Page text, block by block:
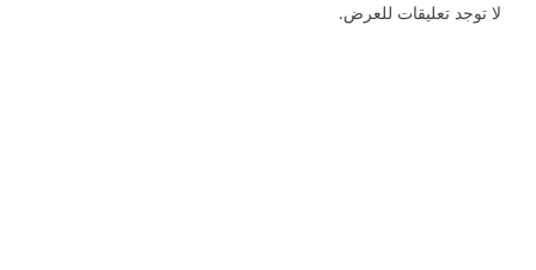
لا توجد تعليقات للعرض.